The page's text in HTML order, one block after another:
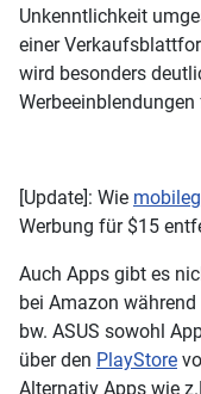
Unkenntlichkeit
einer
wird besonders
[Update]: Wie
Werbung für $15
Auch Apps gibt es
bei Amazon
bw. ASUS sowohl
über den PlayStore
Alternativ Apps wie